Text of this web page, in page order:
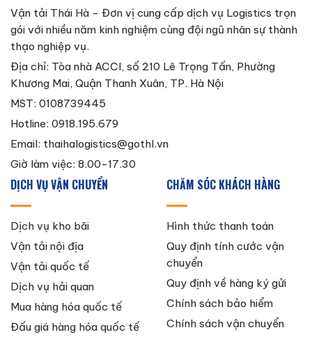
Vận tải Thái Hà - Đơn vị cung cấp dịch vụ Logistics trọn
gói với nhiều năm kinh nghiệm cùng đội ngũ nhân sự thành
thạo nghiệp vụ.
Địa chỉ: Tòa nhà ACCI, số 210 Lê Trọng Tấn, Phường
Khương Mai, Quận Thanh Xuân, TP. Hà Nội
MST: 0108739445
Hotline: 0918.195.679
Email: thaihalogistics@gothl.vn
Giờ làm việc: 8.00-17.30
DỊCH VỤ VẬN CHUYỂN
Dịch vụ kho bãi
Vận tải nội địa
Vận tải quốc tế
Dịch vụ hải quan
Mua hàng hóa quốc tế
Đấu giá hàng hóa quốc tế
CHĂM SÓC KHÁCH HÀNG
Hình thức thanh toán
Quy định tính cước vận
chuyển
Quy định về hàng ký gửi
Chính sách bảo hiểm
Chính sách vận chuyển